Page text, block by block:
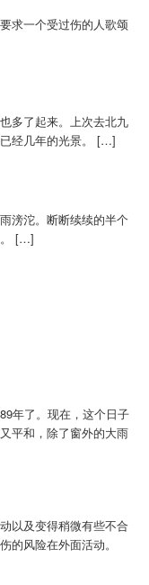
求一个受过伤的人歌颂
多了起来。上次去北九
经几年的光景。
[…]
滂沱。断断续续的半个
[…]
年了。现在，这个日子
平和，除了窗外的大雨
以及变得稍微有些不合
的风险在外面活动。